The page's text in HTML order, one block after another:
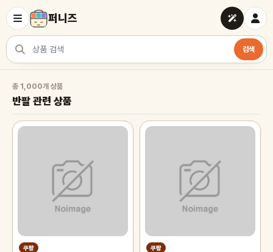
퍼니즈
상품 검색
검색
반팔 관련 상품
총 1,000개 상품
반팔 관련 상품
쿠팡 쿠팡